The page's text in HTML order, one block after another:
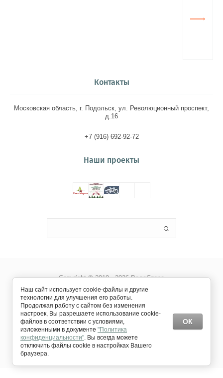
Контакты
Московская область, г. Подольск, ул. Революционный проспект,
д.16
+7 (916) 692-92-72
Наши проекты
Copyright © 2019 - 2026 ВелоСторе
Создание сайтаМегагрупп
Наш сайт использует cookie-файлы и другие
технологии для улучшения его работы.
Продолжая работу с сайтом без изменения
настроек, Вы разрешаете использование cookie-
файлов в соответствии с условиями,
изложенными в документе "Политика
конфиденциальности". Вы всегда можете
отключить файлы cookie в настройках Вашего
браузера.
ОК